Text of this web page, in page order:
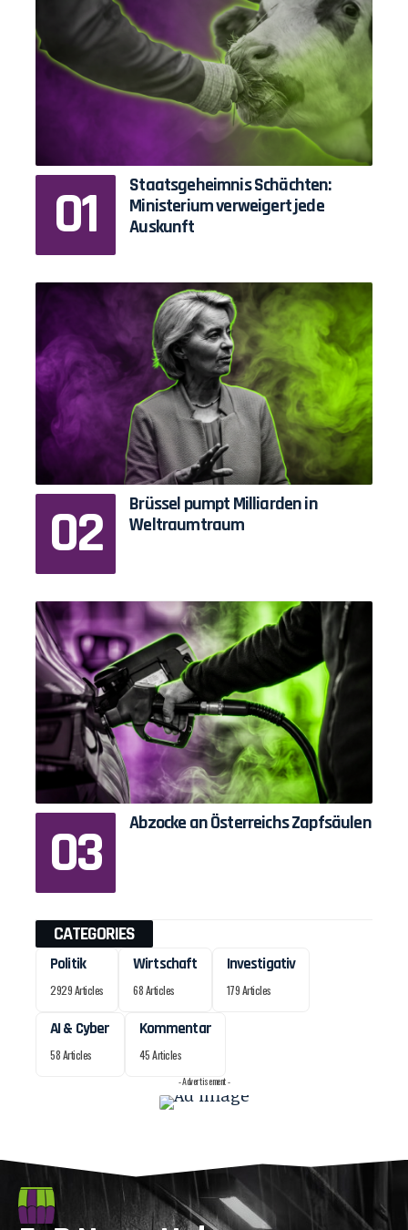
Staatsgeheimnis Schächten:
Ministerium verweigert jede
Auskunft
Brüssel pumpt Milliarden in
Weltraumtraum
Abzocke an Österreichs Zapfsäulen
CATEGORIES
Politik
2929 Articles
Wirtschaft
68 Articles
Investigativ
179 Articles
AI & Cyber
58 Articles
Kommentar
45 Articles
- Advertisement -